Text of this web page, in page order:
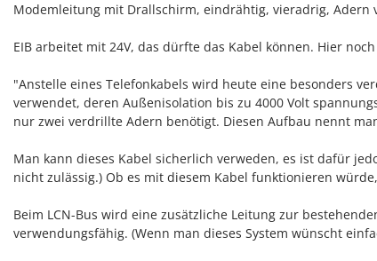
Modemleitung mit Drallschirm, eindrähtig, vieradrig, Adern
EIB arbeitet mit 24V, das dürfte das Kabel können. Hier
"Anstelle eines Telefonkabels wird heute eine besonders
verwendet, deren Außenisolation bis zu 4000 Volt
nur zwei verdrillte Adern benötigt. Diesen Aufbau nennt
Man kann dieses Kabel sicherlich verweden, es ist dafür
nicht zulässig.) Ob es mit diesem Kabel funktionieren
Beim LCN-Bus wird eine zusätzliche Leitung zur
verwendungsfähig. (Wenn man dieses System wünscht